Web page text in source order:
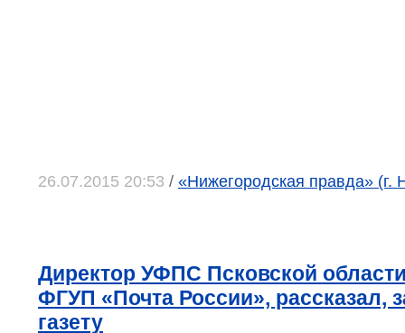
26.07.2015 20:53 / «Нижегородская правда» (г.
Директор УФПС Псковской
ФГУП «Почта России», рассказал,
газету